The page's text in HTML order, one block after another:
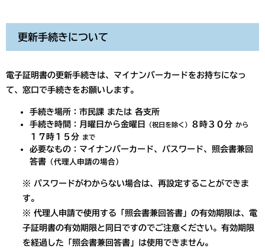
更新手続きについて
電子証明書の更新手続きは、マイナンバーカードをお持ちになっ
て、窓口で手続きをお願いします。
手続き場所：市民課 または 各支所
手続き時間：月曜日から金曜日
（祝日を除く） ８時３０分 から
１７時１５分 まで
必要なもの：マイナンバーカード、パスワード、照会書兼回
答書 （代理人申請の場合）
※ パスワードがわからない場合は、再設定することができま
す。
※ 代理人申請で使用する「照会書兼回答書」の有効期限は、電
子証明書の有効期限と同日ですのでご注意ください。有効期限
を経過した「照会書兼回答書」は使用できません。